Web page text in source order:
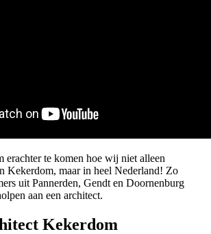
erachter te komen hoe wij niet alleen
Kekerdom, maar in heel Nederland! Zo
uit Pannerden, Gendt en Doornenburg
aan een architect.
Kekerdom